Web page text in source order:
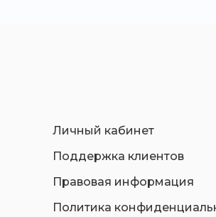
Личный кабинет
Поддержка клиентов
Политика
Правовая информация